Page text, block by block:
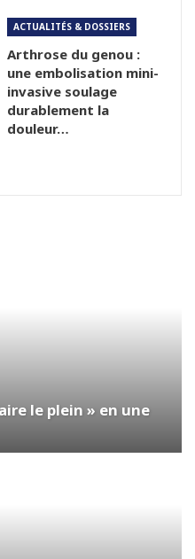
ACTUALITÉS & DOSSIERS
Arthrose du genou :
une embolisation mini-
invasive soulage
durablement la
douleur…
le plein » en une